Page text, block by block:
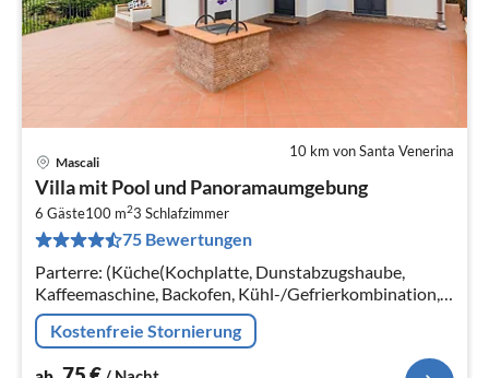
10 km von Santa Venerina
Mascali
Villa mit Pool und Panoramaumgebung
6 Gäste100 m23 Schlafzimmer
75 Bewertungen
Parterre: (Küche(Kochplatte, Dunstabzugshaube,
Kaffeemaschine, Backofen, Kühl-/Gefrierkombination,
Terrasse)
Kostenfreie Stornierung